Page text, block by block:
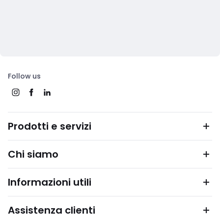
Follow us
Prodotti e servizi
Chi siamo
Informazioni utili
Assistenza clienti